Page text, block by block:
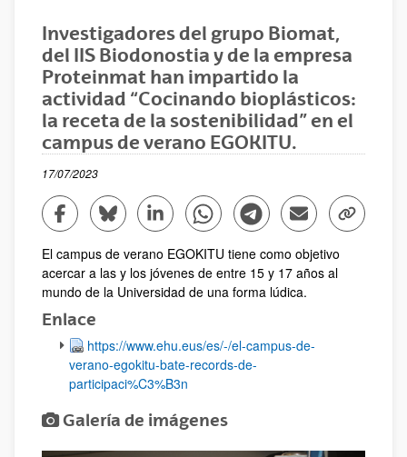
Investigadores del grupo Biomat,
del IIS Biodonostia y de la empresa
Proteinmat han impartido la
actividad “Cocinando bioplásticos:
la receta de la sostenibilidad” en el
campus de verano EGOKITU.
17/07/2023
Compartir en Facebook - (Abre una nueva ventana)
Compartir en Bluesky - (Abre una nueva ventana)
Compartir en Linkedin - (Abre una nueva
Compartir en Whatsapp - (Abre
Compartir en Telegram -
Enviar por correo
Copiar
El campus de verano EGOKITU tiene como objetivo
acercar a las y los jóvenes de entre 15 y 17 años al
mundo de la Universidad de una forma lúdica.
Enlace
https://www.ehu.eus/es/-/el-campus-de-
verano-egokitu-bate-records-de-
participaci%C3%B3n
Galería de imágenes